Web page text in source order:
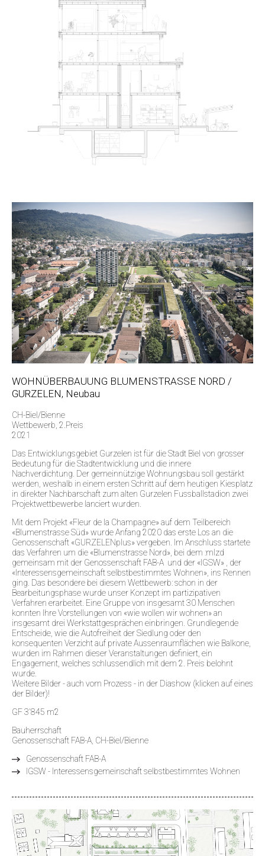
WOHNÜBERBAUUNG BLUMENSTRASSE NORD /
GURZELEN, Neubau
CH-Biel/Bienne
Wettbewerb, 2.Preis
2021
Das Entwicklungsgebiet Gurzelen ist für die Stadt Biel von grosser
Bedeutung für die Stadtentwicklung und die innere
Nachverdichtung. Der gemeinnützige Wohnungsbau soll gestärkt
werden, weshalb in einem ersten Schritt auf dem heutigen Kiesplatz
in direkter Nachbarschaft zum alten Gurzelen Fussballstadion zwei
Projektwettbewerbe lanciert wurden.
Mit dem Projekt «Fleur de la Champagne» auf dem Teilbereich
«Blumenstrasse Süd» wurde Anfang 2020 das erste Los an die
Genossenschaft «GURZELENplus» vergeben. Im Anschluss startete
das Verfahren um die «Blumenstrasse Nord», bei dem :mlzd
gemeinsam mit der Genossenschaft FAB-A und der «IGSW» , der
«Interessensgemeinschaft selbstbestimmtes Wohnen», ins Rennen
ging. Das besondere bei diesem Wettbewerb: schon in der
Bearbeitungsphase wurde unser Konzept im partizipativen
Verfahren erarbeitet. Eine Gruppe von insgesamt 30 Menschen
konnten Ihre Vorstellungen von «wie wollen wir wohnen» an
insgesamt drei Werkstattgesprächen einbringen. Grundlegende
Entscheide, wie die Autofreiheit der Siedlung oder den
konsequenten Verzicht auf private Aussenraumflächen wie Balkone,
wurden im Rahmen dieser Veranstaltungen definiert, ein
Engagement, welches schlussendlich mit dem 2. Preis belohnt
wurde.
Weitere Bilder - auch vom Prozess - in der Diashow (klicken auf eines
der Bilder)!
GF 3'845 m2
Bauherrschaft
Genossenschaft FAB-A, CH-Biel/Bienne
Genossenschaft FAB-A
IGSW - Interessensgemeinschaft selbstbestimmtes Wohnen